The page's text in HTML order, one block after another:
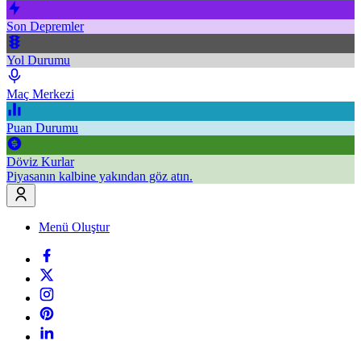
Son Depremler
Yol Durumu
Maç Merkezi
Puan Durumu
Döviz Kurlar
Piyasanın kalbine yakından göz atın.
Menü Oluştur